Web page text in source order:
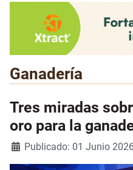
Ganadería
Tres miradas
oro para la
Detalles
Publicado: 01 Junio